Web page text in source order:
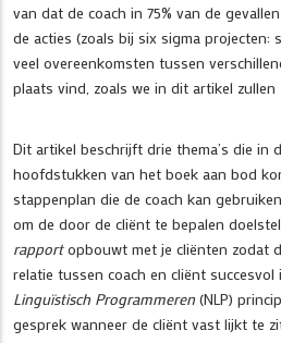
van dat de coach in 75% van de
de acties (zoals bij six sigma projecten:
veel overeenkomsten tussen
plaats vind, zoals we in dit artikel zullen
Dit artikel beschrijft drie thema’s die in
hoofdstukken van het boek aan bod
stappenplan die de coach kan
om de door de cliënt te bepalen
rapportopbouwt met je cliënten zodat
relatie tussen coach en cliënt succesvol
Linguïstisch Programmeren (NLP)
gesprek wanneer de cliënt vast lijkt te